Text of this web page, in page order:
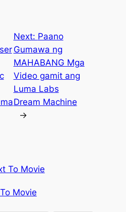
Next: Paano
Gumawa ng
MAHABANG Mga
Video gamit ang
Luma Labs
Dream Machine
→
Movie